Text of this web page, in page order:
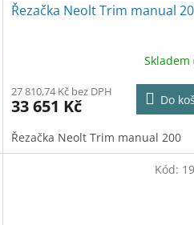
Řezačka Neolt Trim manual
Skladem
27 810,74 Kč bez DPH
33 651 Kč Do
Řezačka Neolt Trim manual 200
Kód: